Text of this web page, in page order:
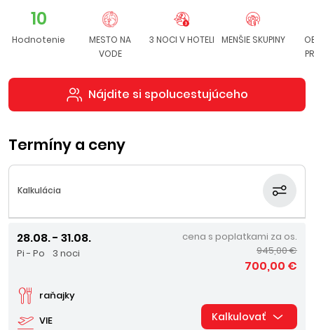
10
Hodnotenie
MESTO NA
VODE
3 NOCI V HOTELI MENŠIE SKUPINY
Nájdite si spolucestujúceho
Termíny a ceny
Kalkulácia
28.08. - 31.08.
Pi - Po 3 noci
VIE
raňajky
cena s poplatkami za os.
945,00 €
700,00 €
Kalkulovať